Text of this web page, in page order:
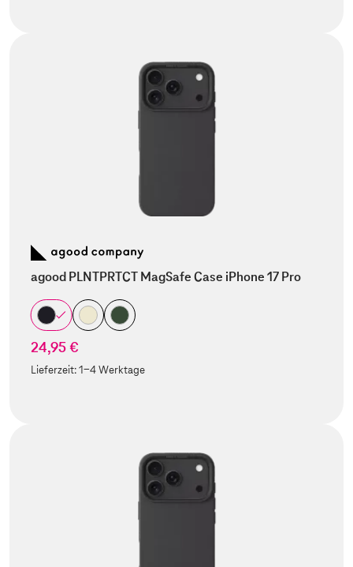
agood PLNTPRTCT MagSafe Case iPhone 17 Pro
24,95 €
Lieferzeit:1-4 Werktage